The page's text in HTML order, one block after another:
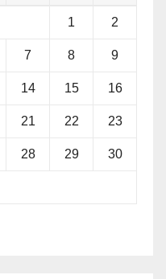
1 2
7 8 9
14 15 16
21 22 23
28 29 30